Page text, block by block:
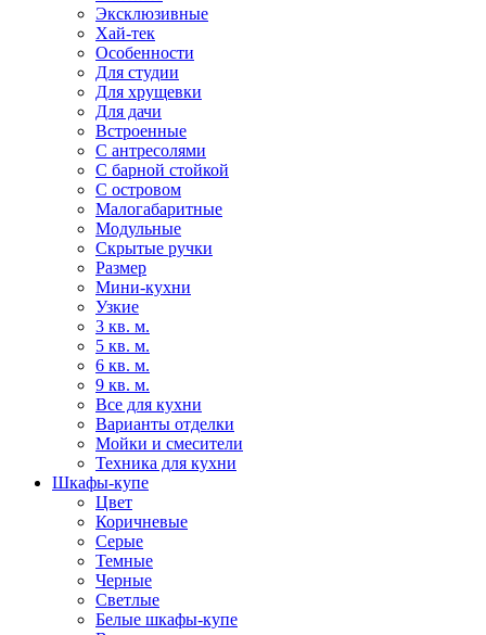
Эксклюзивные
Хай-тек
Особенности
Для студии
Для хрущевки
Для дачи
Встроенные
С антресолями
С барной стойкой
С островом
Малогабаритные
Модульные
Скрытые ручки
Размер
Мини-кухни
Узкие
3 кв. м.
5 кв. м.
6 кв. м.
9 кв. м.
Все для кухни
Варианты отделки
Мойки и смесители
Техника для кухни
Шкафы-купе
Цвет
Коричневые
Серые
Темные
Черные
Светлые
Белые шкафы-купе